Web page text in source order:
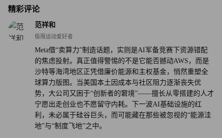
技术优势在于能通过用户行为推断消费意图，而非像谷歌那
样依赖搜索关键词。“转型为人工智能基础设施企业更像是
走弯路。这并非重大战略布局，仅仅是战术举措。所有战术
举措都有周期，我认为，即便这一举措真正落地，大概率也
只是阶段性尝试。”
·数据中心的地缘经济博弈：美国建设AI数据中心的成本
高、社区阻力大，而沙特等海湾国家凭借廉价能源和主权基
精彩评论
范祥和
极限运动爱好者
Meta借“卖算力”制造话题，实则是AI军备竞赛下资源错配
的焦虑投射。真正值得警惕的不是它能否撼动AWS，而是
沙特等海湾地区正凭借廉价能源和主权基金，悄然重塑全
球算力版图。当美国本土因成本与社区阻力逐渐丧失优
势，大公司又困于“创新者的窘境”——擅长从零搭建的人才
宁愿出走创业也不愿留守内耗。下一波AI基础设施的红
利，未必属于硅谷巨头，而可能藏在那些被忽视的“能源洼
地”与“制度飞地”之中。